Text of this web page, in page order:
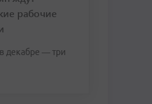
рабочие
декабре — три